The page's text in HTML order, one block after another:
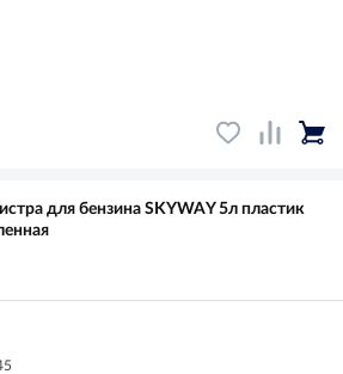
для бензина SKYWAY 5л пластик